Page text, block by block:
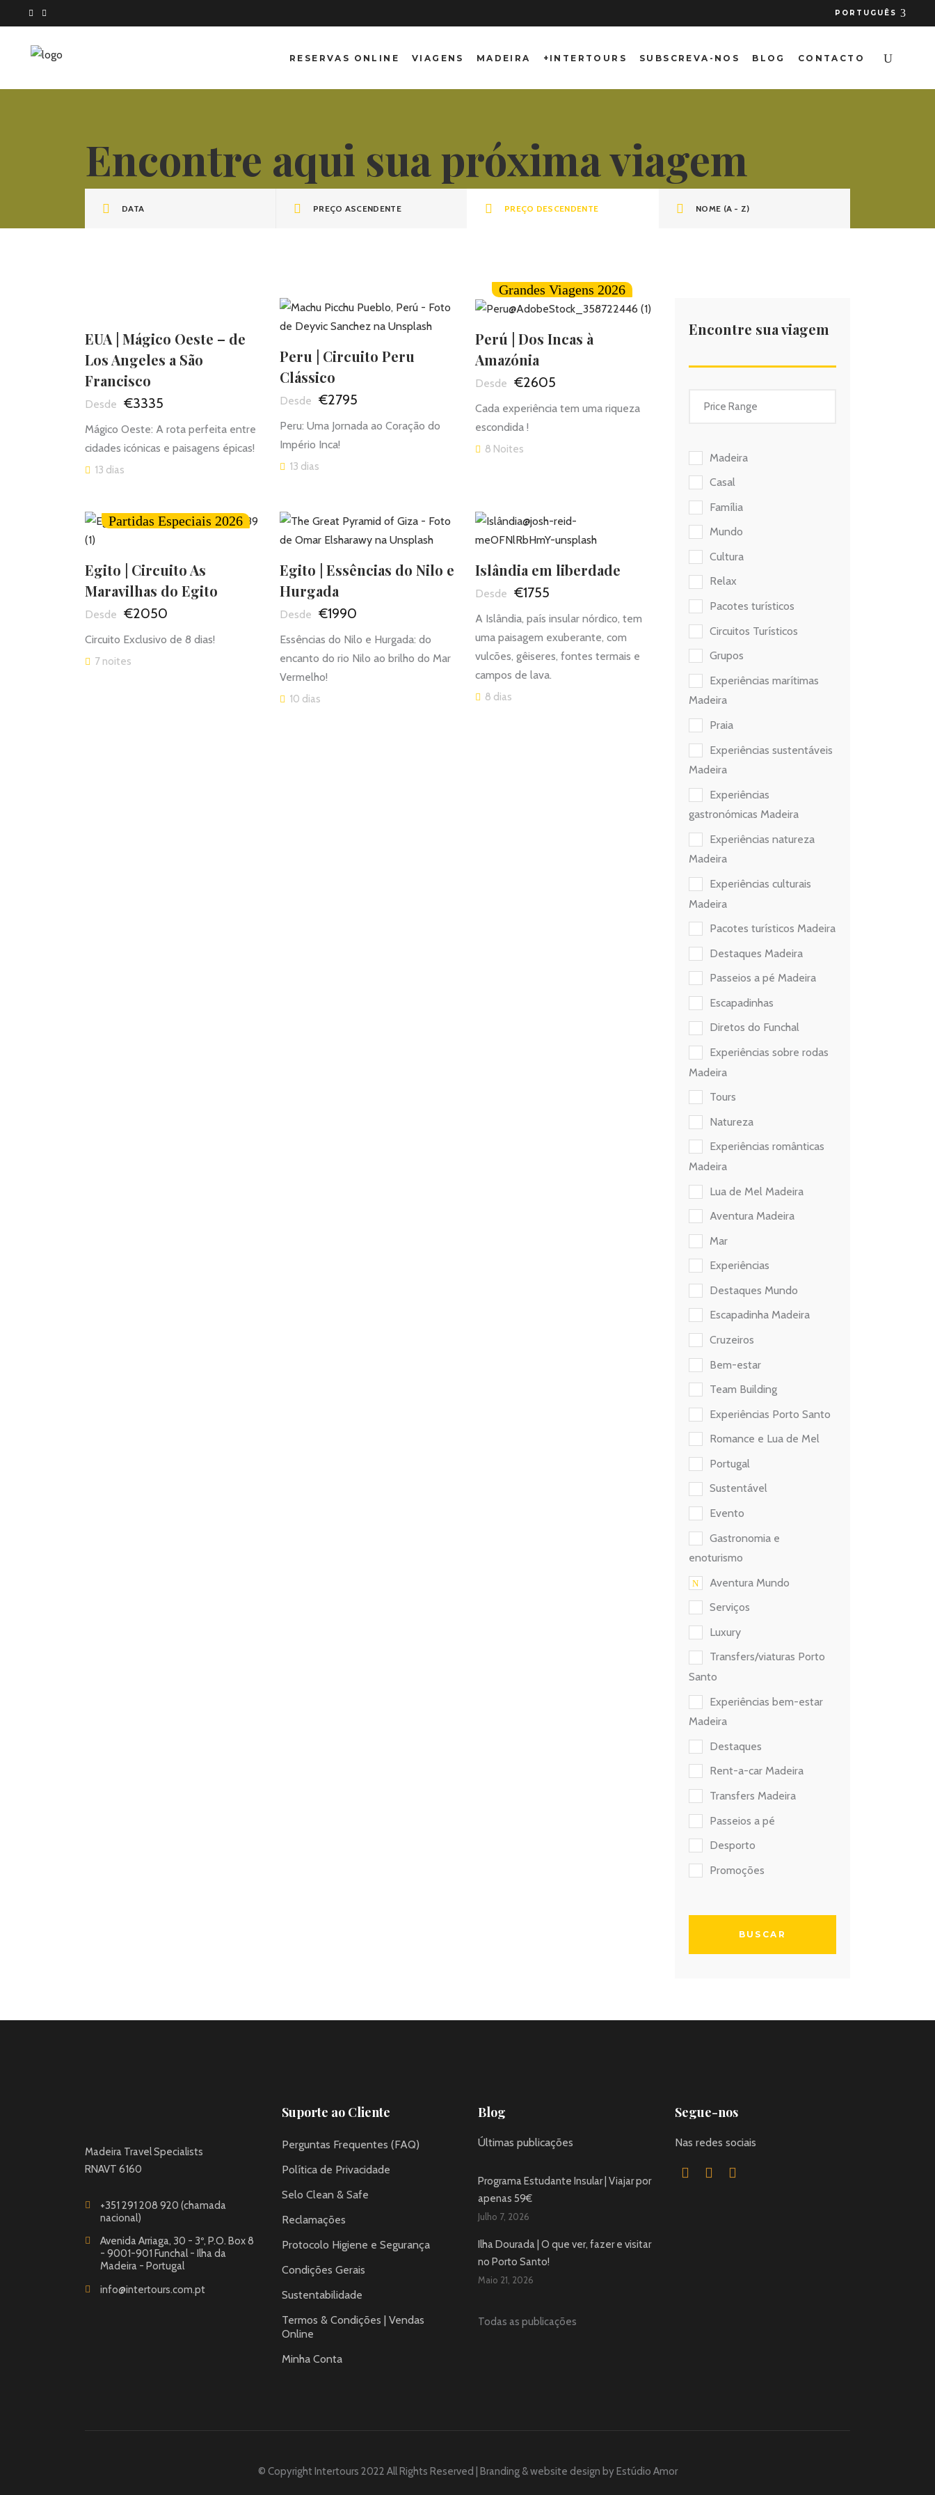
PORTUGUÊS
RESERVAS ONLINE VIAGENS MADEIRA +INTERTOURS SUBSCREVA-NOS BLOG CONTACTO
Encontre aqui sua próxima viagem
DATA PREÇO ASCENDENTE PREÇO DESCENDENTE NOME (A - Z)
EUA | Mágico Oeste – de
Los Angeles a São
Francisco
€3335
Mágico Oeste: A rota perfeita entre
cidades icónicas e paisagens épicas!
13 dias
Peru | Circuito Peru
Clássico
€2795
Peru: Uma Jornada ao Coração do
Império Inca!
13 dias
Grandes Viagens 2026
Perú | Dos Incas à
Amazónia
€2605
Cada experiência tem uma riqueza
escondida !
8 Noites
Partidas Especiais 2026
Egito | Circuito As
Maravilhas do Egito
€2050
Circuito Exclusivo de 8 dias!
7 noites
Egito | Essências do Nilo e
Hurgada
€1990
Essências do Nilo e Hurgada: do
encanto do rio Nilo ao brilho do Mar
Vermelho!
10 dias
Islândia em liberdade
€1755
A Islândia, país insular nórdico, tem
uma paisagem exuberante, com
vulcões, gêiseres, fontes termais e
campos de lava.
8 dias
Encontre sua viagem
Madeira
Casal
Família
Mundo
Cultura
Relax
Pacotes turísticos
Circuitos Turísticos
Grupos
Experiências marítimas
Madeira
Praia
Experiências sustentáveis
Madeira
Experiências
gastronómicas Madeira
Experiências natureza
Madeira
Experiências culturais
Madeira
Pacotes turísticos Madeira
Destaques Madeira
Passeios a pé Madeira
Escapadinhas
Diretos do Funchal
Experiências sobre rodas
Madeira
Tours
Natureza
Experiências românticas
Madeira
Lua de Mel Madeira
Aventura Madeira
Mar
Experiências
Destaques Mundo
Escapadinha Madeira
Cruzeiros
Bem-estar
Team Building
Experiências Porto Santo
Romance e Lua de Mel
Portugal
Sustentável
Evento
Gastronomia e
enoturismo
Aventura Mundo
Serviços
Luxury
Transfers/viaturas Porto
Santo
Experiências bem-estar
Madeira
Destaques
Rent-a-car Madeira
Transfers Madeira
Passeios a pé
Desporto
Promoções
Madeira Travel Specialists
RNAVT 6160
+351 291 208 920 (chamada
nacional)
Avenida Arriaga, 30 - 3º, P.O. Box 8
- 9001-901 Funchal - Ilha da
Madeira - Portugal
info@intertours.com.pt
Suporte ao Cliente
Perguntas Frequentes (FAQ)
Política de Privacidade
Selo Clean & Safe
Reclamações
Protocolo Higiene e Segurança
Condições Gerais
Sustentabilidade
Termos & Condições | Vendas
Online
Minha Conta
Blog
Últimas publicações
Programa Estudante Insular | Viajar por
apenas 59€
Julho 7, 2026
Ilha Dourada | O que ver, fazer e visitar
no Porto Santo!
Maio 21, 2026
Todas as publicações
Segue-nos
Nas redes sociais
© Copyright Intertours 2022 All Rights Reserved | Branding & website design byEstúdio Amor